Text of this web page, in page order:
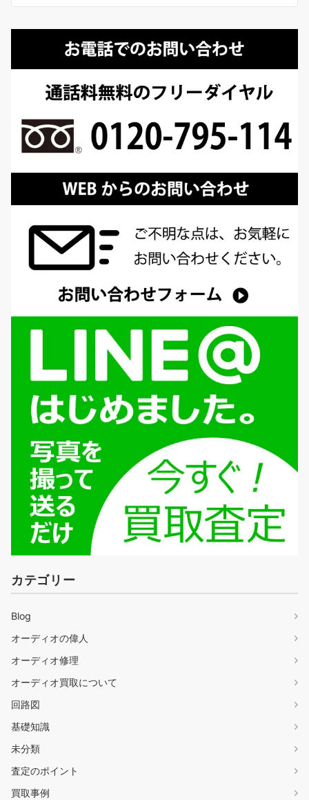
ョ
カテゴリー
Blog
オーディオの偉人
オーディオ修理
オーディオ買取について
回路図
基礎知識
未分類
査定のポイント
買取事例